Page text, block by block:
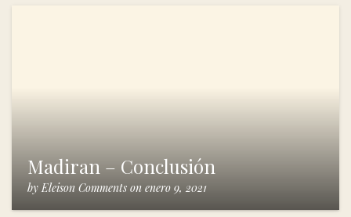
Madiran – Conclusión
by Eleison Comments on enero 9, 2021